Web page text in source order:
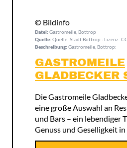
© Bildinfo
Datei: Gastromeile, Bottrop
Quelle: Quelle: Stadt Bottrop · Lizenz:
Beschreibung: Gastromeile, Bottrop:
GASTROMEILE
GLADBECKER
Die Gastromeile
eine große Auswahl an
und Bars – ein lebendiger
Genuss und Geselligkeit